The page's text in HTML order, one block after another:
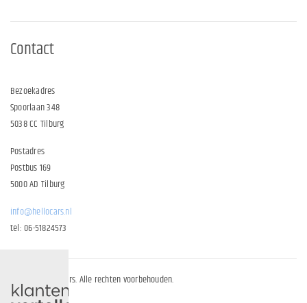
Contact
Bezoekadres
Spoorlaan 348
5038 CC Tilburg
Postadres
Postbus 169
5000 AD Tilburg
info@hellocars.nl
tel: 06-51824573
© 2026 | Hellocars. Alle rechten voorbehouden.